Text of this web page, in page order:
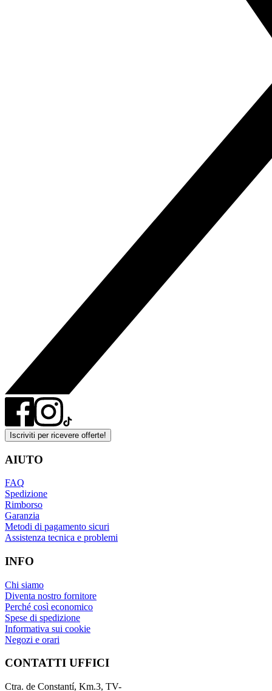
Iscriviti per ricevere offerte!
AIUTO
FAQ
Spedizione
Rimborso
Garanzia
Metodi di pagamento sicuri
Assistenza tecnica e problemi
INFO
Chi siamo
Diventa nostro fornitore
Perché così economico
Spese di spedizione
Informativa sui cookie
Negozi e orari
CONTATTI UFFICI
Ctra. de Constantí, Km.3, TV-